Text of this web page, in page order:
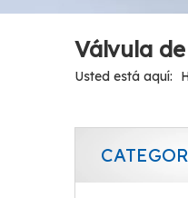
Válvula
Usted está aquí: